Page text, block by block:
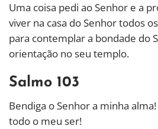
Uma coisa pedi ao Senhor e a
viver na casa do Senhor todos
para contemplar a bondade do
orientação no seu templo.
Salmo 103
Bendiga o Senhor a minha
todo o meu ser!